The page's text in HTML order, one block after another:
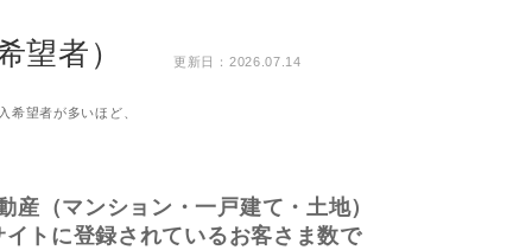
望者） 更新日：2026.07.14
希望者が多いほど、
産（マンション・一戸建て・土地）
トに登録されているお客さま数で